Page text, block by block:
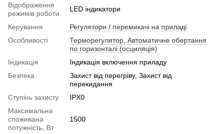
Відображення
режимів роботи
LED індикатори
Керування
Регулятори / перемикачі на приладі
Особливості
Терморегулятор Автоматичне обертання
по горизонталі (осциляція)
Індикація
Індикація включення приладу
Безпека
Захист від перегріву, Захист від
перекидання
Ступінь захисту
IPX0
Максимальна
споживана
потужність, Вт
1500